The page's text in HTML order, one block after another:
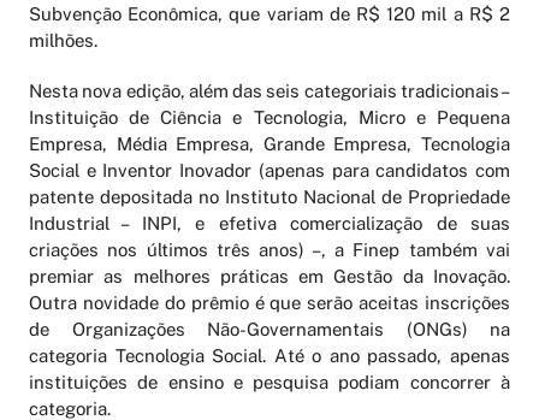
Subvenção Econômica, que variam de R$ 120 mil a R$ 2
milhões.
Nesta nova edição, além das seis categoriais tradicionais –
Instituição de Ciência e Tecnologia, Micro e Pequena
Empresa, Média Empresa, Grande Empresa, Tecnologia
Social e Inventor Inovador (apenas para candidatos com
patente depositada no Instituto Nacional de Propriedade
Industrial – INPI, e efetiva comercialização de suas
criações nos últimos três anos) –, a Finep também vai
premiar as melhores práticas em Gestão da Inovação.
Outra novidade do prêmio é que serão aceitas inscrições
de Organizações Não-Governamentais (ONGs) na
categoria Tecnologia Social. Até o ano passado, apenas
instituições de ensino e pesquisa podiam concorrer à
categoria.